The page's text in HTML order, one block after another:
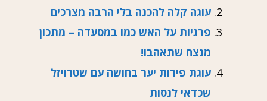
עוגה קלה להכנה בלי הרבה מצרכים
פרגיות על האש כמו במסעדה – מתכון
מנצח שתאהבו!
עוגת פירות יער בחושה עם שטרויזל
שכדאי לנסות